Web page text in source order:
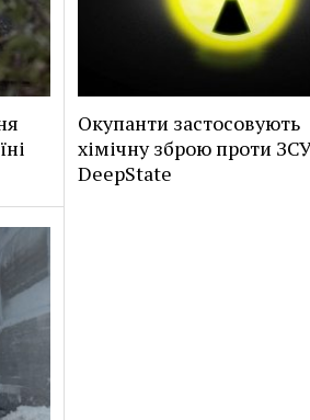
Окупанти застосовують
хімічну зброю проти
DeepState